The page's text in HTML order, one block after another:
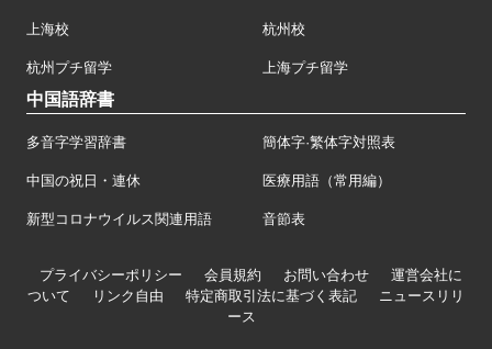
上海校 杭州校
杭州プチ留学 上海プチ留学
中国語辞書
多音字学習辞書 簡体字·繁体字対照表
中国の祝日・連休 医療用語（常用編）
新型コロナウイルス関連用語 音節表
プライバシーポリシー 会員規約 お問い合わせ
運営会社に
ついて
リンク自由 特定商取引法に基づく表記
ニュースリリ
ース